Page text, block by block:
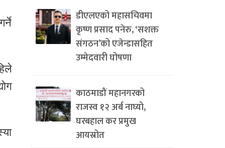
डीएलएको महासचिवमा
कृष्ण प्रसाद पनेरु, ‘सशक्त
संगठन’को एजेन्डासहित
उम्मेदवारी घोषणा
काठमाडौं महानगरको
राजस्व १२ अर्ब नाघ्यो,
घरबहाल कर प्रमुख
आयस्रोत